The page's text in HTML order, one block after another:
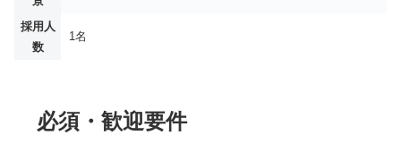
採用人
数
1名
必須・歓迎要件